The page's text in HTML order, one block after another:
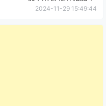
2024-11-29 15:49:44